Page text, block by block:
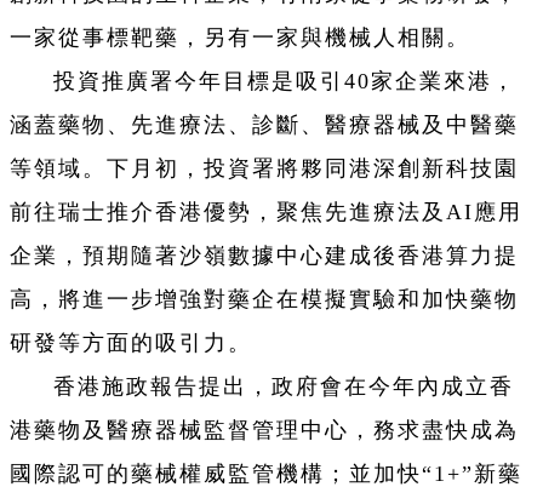
一家從事標靶藥，另有一家與機械人相關。
投資推廣署今年目標是吸引40家企業來港，
涵蓋藥物、先進療法、診斷、醫療器械及中醫藥
等領域。下月初，投資署將夥同港深創新科技園
前往瑞士推介香港優勢，聚焦先進療法及AI應用
企業，預期隨著沙嶺數據中心建成後香港算力提
高，將進一步增強對藥企在模擬實驗和加快藥物
研發等方面的吸引力。
香港施政報告提出，政府會在今年內成立香
港藥物及醫療器械監督管理中心，務求盡快成為
國際認可的藥械權威監管機構；並加快“1+”新藥